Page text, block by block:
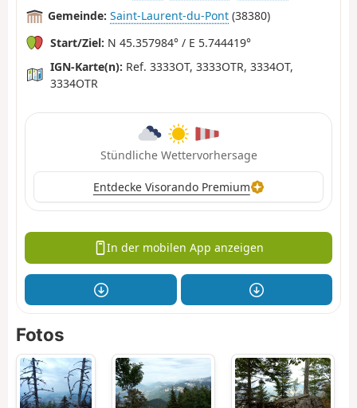
Gemeinde: Saint-Laurent-du-Pont (38380)
Start/Ziel: N 45.357984° / E 5.744419°
IGN-Karte(n): Ref. 3333OT, 3333OTR, 3334OT,
3334OTR
Stündliche Wettervorhersage
Entdecke Visorando Premium
In der mobilen App anzeigen
Fotos